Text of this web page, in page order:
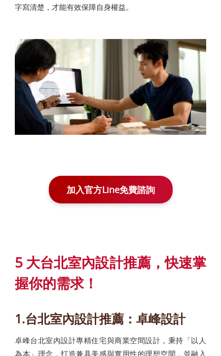
字寫清楚，才能有效保障自身權益。
加入官方Line免費諮詢
5 大台北室內設計推薦，快速掌
握你的需求！
1.台北室內設計推薦：卓峰設計
卓峰台北室內設計專精住宅與商業空間設計，秉持「以人
為本」理念，打造兼具美感與實用性的理想空間，並融入